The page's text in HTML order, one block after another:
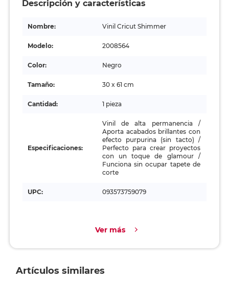
Descripción y características
Nombre: Vinil Cricut Shimmer
Modelo: 2008564
Color: Negro
Tamaño: 30 x 61 cm
Cantidad: 1 pieza
Especificaciones:
Vinil de alta permanencia /
Aporta acabados brillantes con
efecto purpurina (sin tacto) /
Perfecto para crear proyectos
con un toque de glamour /
Funciona sin ocupar tapete de
corte
UPC: 093573759079
Ver más
Artículos similares